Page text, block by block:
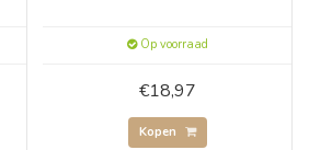
Op voorraad
€18,97
Kopen